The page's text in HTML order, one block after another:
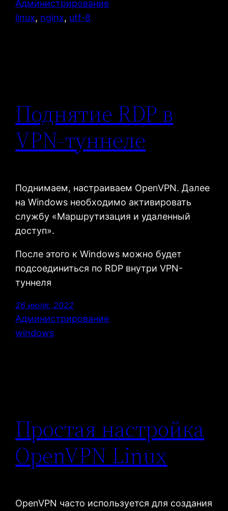
Администрирование
linux, nginx, utf-8
Поднятие RDP в
VPN-туннеле
Поднимаем, настраиваем OpenVPN. Далее
на Windows необходимо активировать
службу «Маршрутизация и удаленный
доступ».
После этого к Windows можно будет
подсоединиться по RDP внутри VPN-
туннеля
26 июля, 2022
Администрирование
windows
Простая настройка
OpenVPN Linux
OpenVPN часто используется для создания